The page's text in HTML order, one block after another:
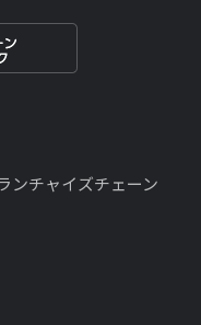
ンチャイズチェーン